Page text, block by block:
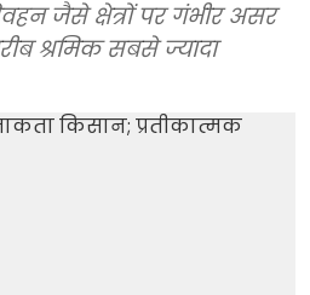
जैसे क्षेत्रों पर गंभीर असर
श्रमिक सबसे ज्यादा